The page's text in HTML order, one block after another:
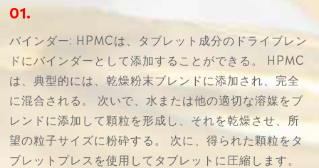
01.
バインダー: HPMCは、タブレット成分のドライブレン
ドにバインダーとして添加することができる。 HPMC
は、典型的には、乾燥粉末ブレンドに添加され、完全
に混合される。 次いで、水または他の適切な溶媒をブ
レンドに添加して顆粒を形成し、それを乾燥させ、所
望の粒子サイズに粉砕する。 次に、得られた顆粒をタ
ブレットプレスを使用してタブレットに圧縮します。